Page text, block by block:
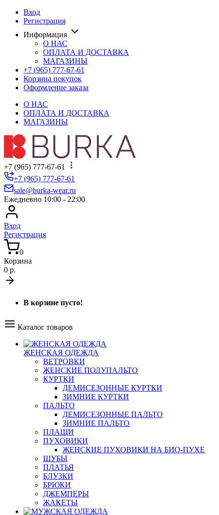
Вход
Регистрация
Информация
О НАС
ОПЛАТА И ДОСТАВКА
МАГАЗИНЫ
+7 (965) 777-67-61
Корзина покупок
Оформление заказа
О НАС
ОПЛАТА И ДОСТАВКА
МАГАЗИНЫ
+7 (965) 777-67-61
+7 (965) 777-67-61
sale@burka-wear.ru
Ежедневно 10:00 - 22:00
Вход
Регистрация
0
Корзина
0 р.
В корзине пусто!
Каталог товаров
ЖЕНСКАЯ ОДЕЖДА
ВЕТРОВКИ
ЖЕНСКИЕ ПОЛУПАЛЬТО
КУРТКИ
ДЕМИСЕЗОННЫЕ КУРТКИ
ЗИМНИЕ КУРТКИ
ПАЛЬТО
ДЕМИСЕЗОННЫЕ ПАЛЬТО
ЗИМНИЕ ПАЛЬТО
ПЛАЩИ
ПУХОВИКИ
ЖЕНСКИЕ ПУХОВИКИ НА БИО-ПУХЕ
ШУБЫ
ПЛАТЬЯ
БЛУЗКИ
БРЮКИ
ДЖЕМПЕРЫ
ЖАКЕТЫ